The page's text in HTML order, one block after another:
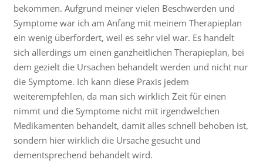
bekommen. Aufgrund meiner vielen Beschwerden und
Symptome war ich am Anfang mit meinem Therapieplan
ein wenig überfordert, weil es sehr viel war. Es handelt
sich allerdings um einen ganzheitlichen Therapieplan, bei
dem gezielt die Ursachen behandelt werden und nicht nur
die Symptome. Ich kann diese Praxis jedem
weiterempfehlen, da man sich wirklich Zeit für einen
nimmt und die Symptome nicht mit irgendwelchen
Medikamenten behandelt, damit alles schnell behoben ist,
sondern hier wirklich die Ursache gesucht und
dementsprechend behandelt wird.